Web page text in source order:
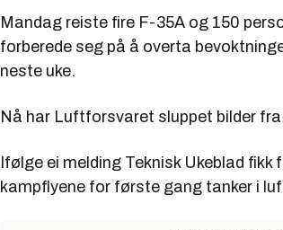
Mandag reiste fire F-35A og 150
forberede seg på å overta
neste uke.
Nå har Luftforsvaret sluppet bilder fra
Ifølge ei melding Teknisk Ukeblad
kampflyene for første gang tanker i